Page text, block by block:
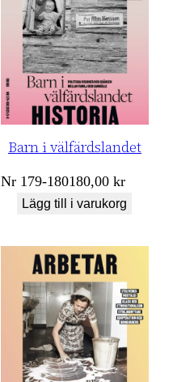
Barn i välfärdslandet
Nr 179-180180,00kr
Lägg till i varukorg